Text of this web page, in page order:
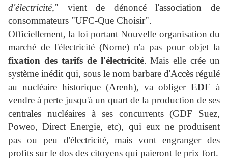
d'électricité," vient de dénoncé l'association de
consommateurs "UFC-Que Choisir".
Officiellement, la loi portant Nouvelle organisation du
marché de l'électricité (Nome) n'a pas pour objet la
fixation des tarifs de l'électricité. Mais elle crée un
système inédit qui, sous le nom barbare d'Accès régulé
au nucléaire historique (Arenh), va obliger EDF à
vendre à perte jusqu'à un quart de la production de ses
centrales nucléaires à ses concurrents (GDF Suez,
Poweo, Direct Energie, etc), qui eux ne produisent
pas ou peu d'électricité, mais vont engranger des
profits sur le dos des citoyens qui paieront le prix fort.